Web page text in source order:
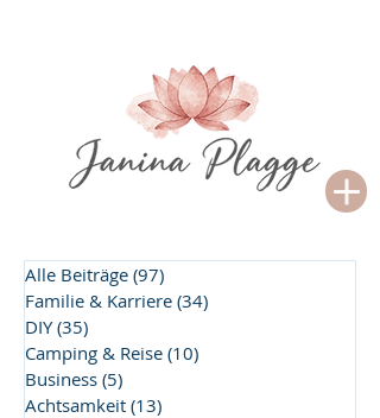
Alle Beiträge (97)
Familie & Karriere (34)
DIY (35)
Camping & Reise (10)
Business (5)
Achtsamkeit (13)